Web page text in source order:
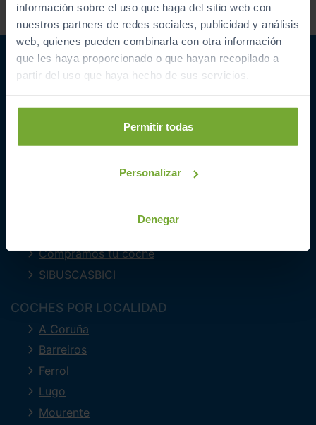
información sobre el uso que haga del sitio web con
nuestros partners de redes sociales, publicidad y análisis
web, quienes pueden combinarla con otra información
que les haya proporcionado o que hayan recopilado a
partir del uso que haya hecho de sus servicios.
Permitir todas
Personalizar
Denegar
promociones de Automóviles
PROVOS S.L.
ENLACES INTERESANTES
Coches de segunda mano
Compramos tu coche
SIBUSCASBICI
COCHES POR LOCALIDAD
A Coruña
Barreiros
Ferrol
Lugo
Mourente